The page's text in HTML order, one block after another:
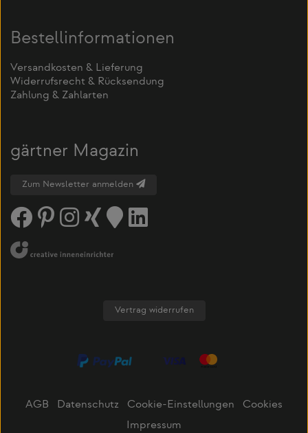
Bestellinformationen
Versandkosten & Lieferung
Widerrufsrecht & Rücksendung
Zahlung & Zahlarten
gärtner Magazin
Zum Newsletter anmelden
Vertrag widerrufen
AGB Datenschutz Cookie-Einstellungen
Cookies
Impressum